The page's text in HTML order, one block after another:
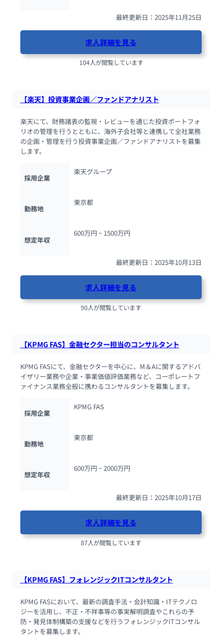
最終更新日：2025年11月25日
求人詳細を見る
104人が閲覧しています
【楽天】投資事業企画／ファンドアナリスト
楽天にて、財務諸表の監視・レビューを通じた投資ポートフォ
リオの管理を行うとともに、海外子会社等と連携して全社業務
の企画・管理を行う投資事業企画／ファンドアナリストを募集
します。
採用企業
楽天グループ
勤務地
東京都
想定年収
600万円 ~ 1500万円
最終更新日：2025年10月13日
求人詳細を見る
90人が閲覧しています
【KPMG FAS】金融セクター担当のコンサルタント
KPMG FASにて、金融セクターを中心に、M＆Aに関するアドバ
イザリー業務や企業・事業価値評価業務など、コーポレートフ
ァイナンス業務全般に携わるコンサルタントを募集します。
採用企業
KPMG FAS
勤務地
東京都
想定年収
600万円 ~ 2000万円
最終更新日：2025年10月17日
求人詳細を見る
87人が閲覧しています
【KPMG FAS】フォレンジックITコンサルタント
KPMG FASにおいて、最新の調査手法・会計知識・ITテクノロ
ジーを活用し、不正・不祥事等の事実解明調査やこれらの予
防・発見体制構築の支援などを行うフォレンジックITコンサル
タントを募集します。